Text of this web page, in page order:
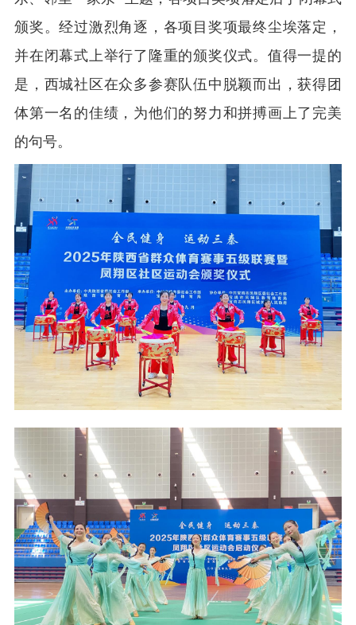
颁奖。经过激烈角逐，各项目奖项最终尘埃落定，
并在闭幕式上举行了隆重的颁奖仪式。值得一提的
是，西城社区在众多参赛队伍中脱颖而出，获得团
体第一名的佳绩，为他们的努力和拼搏画上了完美
的句号。